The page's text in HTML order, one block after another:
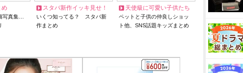
め
写真集…
スタバ新作イッキ見せ！
いくつ知ってる？ スタバ新
作まとめ
天使級に可愛い子供たち
ペットと子供の仲良しショッ
ト他、SNS話題キッズまとめ